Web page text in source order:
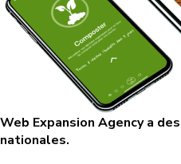
Web Expansion Agency a
nationales.